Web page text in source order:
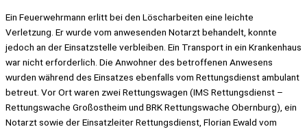
Ein Feuerwehrmann erlitt bei den Löscharbeiten eine leichte
Verletzung. Er wurde vom anwesenden Notarzt behandelt, konnte
jedoch an der Einsatzstelle verbleiben. Ein Transport in ein Krankenhaus
war nicht erforderlich. Die Anwohner des betroffenen Anwesens
wurden während des Einsatzes ebenfalls vom Rettungsdienst ambulant
betreut. Vor Ort waren zwei Rettungswagen (IMS Rettungsdienst –
Rettungswache Großostheim und BRK Rettungswache Obernburg), ein
Notarzt sowie der Einsatzleiter Rettungsdienst, Florian Ewald vom